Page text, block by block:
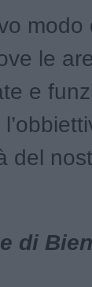
modo
le
e
del
di